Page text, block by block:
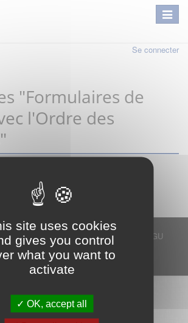
site uses cookies
gives you control
what you want to
activate
OK, accept all
Se connecter
"Formulaires de
l'Ordre des
droits réservés Mentions légales
CGU
Plan du site
FAQ
Contact
est proposé par6Tzen